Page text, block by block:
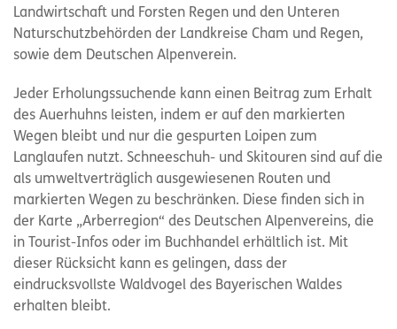
Landwirtschaft und Forsten Regen und den Unteren
Naturschutzbehörden der Landkreise Cham und Regen,
sowie dem Deutschen Alpenverein.
Jeder Erholungssuchende kann einen Beitrag zum Erhalt
des Auerhuhns leisten, indem er auf den markierten
Wegen bleibt und nur die gespurten Loipen zum
Langlaufen nutzt. Schneeschuh- und Skitouren sind auf die
als umweltverträglich ausgewiesenen Routen und
markierten Wegen zu beschränken. Diese finden sich in
der Karte „Arberregion“ des Deutschen Alpenvereins, die
in Tourist-Infos oder im Buchhandel erhältlich ist. Mit
dieser Rücksicht kann es gelingen, dass der
eindrucksvollste Waldvogel des Bayerischen Waldes
erhalten bleibt.